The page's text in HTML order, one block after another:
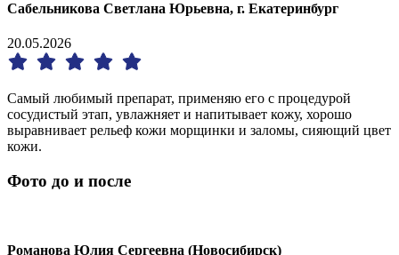
Сабельникова Светлана Юрьевна, г. Екатеринбург
20.05.2026
Самый любимый препарат, применяю его с процедурой
сосудистый этап, увлажняет и напитывает кожу, хорошо
выравнивает рельеф кожи морщинки и заломы, сияющий цвет
кожи.
Фото до и после
Романова Юлия Сергеевна (Новосибирск)